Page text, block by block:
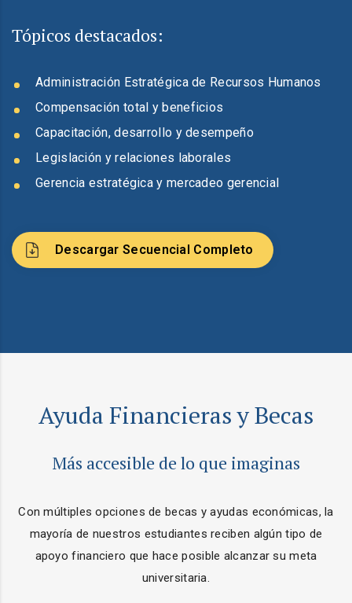
Tópicos destacados:
Administración Estratégica de Recursos Humanos
Compensación total y beneficios
Capacitación, desarrollo y desempeño
Legislación y relaciones laborales
Gerencia estratégica y mercadeo gerencial
Descargar Secuencial Completo
Ayuda Financieras y Becas
Más accesible de lo que imaginas
Con múltiples opciones de becas y ayudas económicas, la
mayoría de nuestros estudiantes reciben algún tipo de
apoyo financiero que hace posible alcanzar su meta
universitaria.